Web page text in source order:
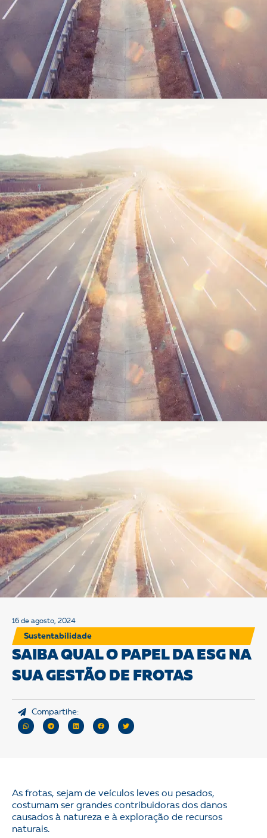
16 de agosto, 2024
Sustentabilidade
SAIBA QUAL O PAPEL DA ESG NA
SUA GESTÃO DE FROTAS
Compartihe:
As frotas, sejam de veículos leves ou pesados,
costumam ser grandes contribuidoras dos danos
causados à natureza e à exploração de recursos
naturais.